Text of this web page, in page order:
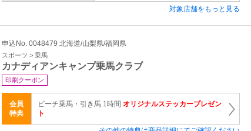
対象店舗をもっと見る
申込No. 0048479 北海道/山梨県/福岡県
スポーツ > 乗馬
カナディアンキャンプ乗馬クラブ
印刷クーポン
会員
特典
ビーチ乗馬・引き馬 1時間 オリジナルステッカープレゼン
ト